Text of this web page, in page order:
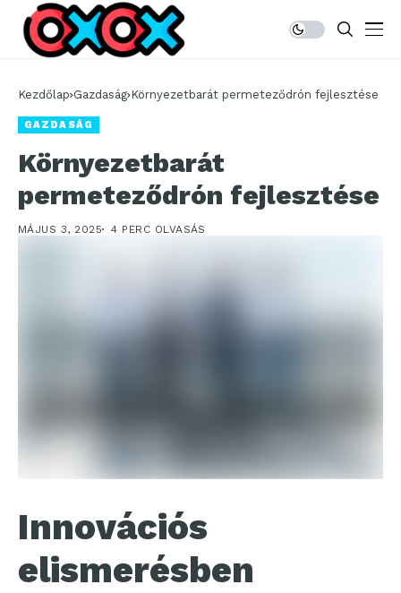
Kezdőlap Gazdaság Környezetbarát permeteződrón fejlesztése
GAZDASÁG
Környezetbarát
permeteződrón fejlesztése
MÁJUS 3, 2025 4 PERC OLVASÁS
Innovációs
elismerésben